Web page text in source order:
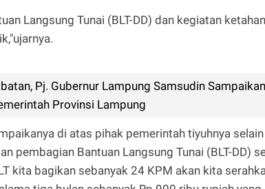
Langsung Tunai (BLT-DD) dan kegiatan
Pj. Gubernur Lampung Samsudin
Provinsi Lampung
di atas pihak pemerintah tiyuhnya
pembagian Bantuan Langsung Tunai (BLT-DD)
kita bagikan sebanyak 24 KPM akan kita